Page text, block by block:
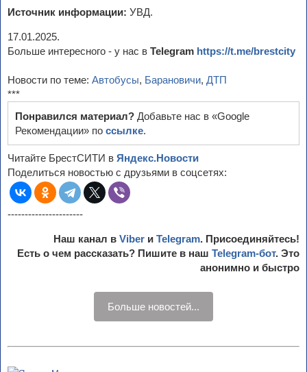
Источник информации: УВД.
17.01.2025.
Больше интересного - у нас в Telegram https://t.me/brestcity
Новости по теме: Автобусы, Барановичи, ДТП
***
Понравился материал? Добавьте нас в «Google
Рекомендации» по ссылке.
Читайте БрестСИТИ в Яндекс.Новости
Поделиться новостью с друзьями в соцсетях:
----------------------
Наш канал в Viber и Telegram. Присоединяйтесь!
Есть о чем рассказать? Пишите в наш Telegram-бот. Это
анонимно и быстро
Больше новостей...